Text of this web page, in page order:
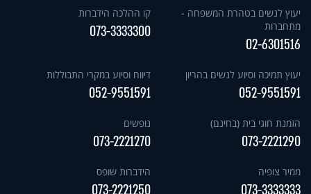
יעוץ לנשים בטהרת המשפחה -
מתחברות
02-6301516
קו ההלכה הידברות
073-3333300
יעוץ תמיכה וסיוע לנשים בהריון
052-9551591
דיווח וסיוע במקרי התבוללות
052-9551591
הזמנת חוגי בית (בחינם)
073-2221290
נופשים
073-2221270
ממיר צופיה הידברות שופס